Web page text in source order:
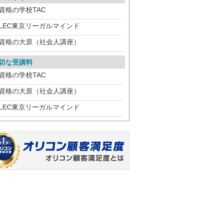
格の学校TAC
東京リーガルマインド
格の大原（社会人講座）
な受講料
格の学校TAC
格の大原（社会人講座）
東京リーガルマインド